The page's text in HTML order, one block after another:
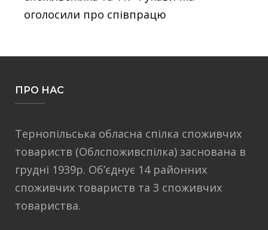
оголосили про співпрацю
ПРО НАС
Тернопільська обласна спілка споживчих
товариств (Облспоживспілка) заснована в
грудні 1939р. Об’єднує 14 районних
споживчих товариств та 3 споживчих
товариства.